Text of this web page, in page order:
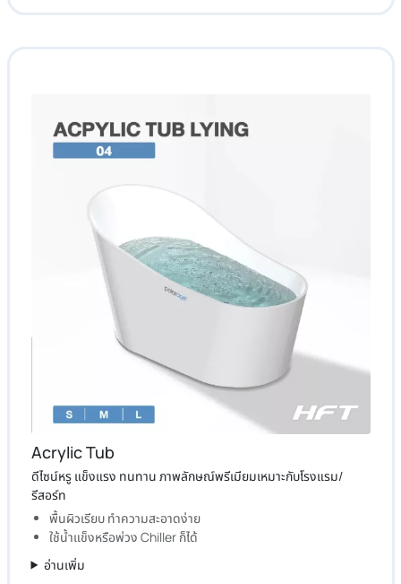
Acrylic Tub
ดีไซน์หรู แข็งแรง ทนทาน ภาพลักษณ์พรีเมียมเหมาะกับโรงแรม/
รีสอร์ท
พื้นผิวเรียบ ทำความสะอาดง่าย
ใช้น้ำแข็งหรือพ่วง Chiller ก็ได้
อ่านเพิ่ม